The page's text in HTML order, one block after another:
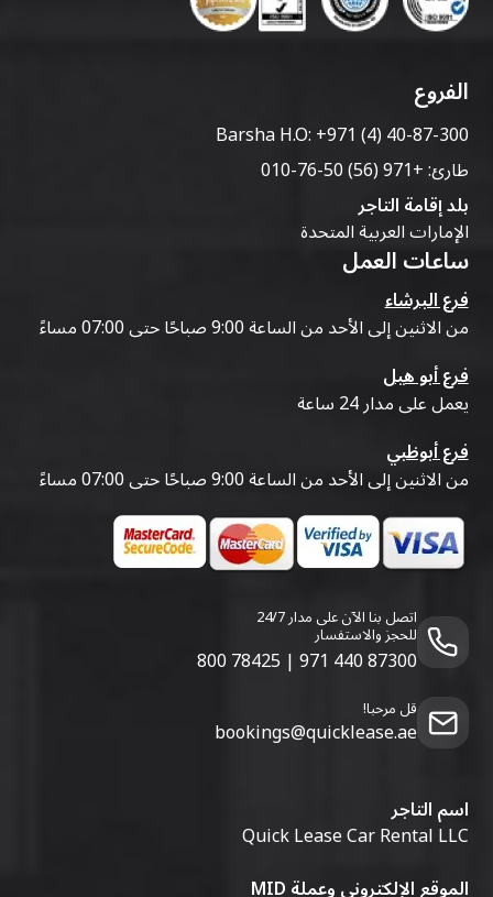
الفروع
Barsha H.O:+971 (4) 40-87-300
طارئ:+971 (56) 50-76-010
بلد إقامة التاجر
الإمارات العربية المتحدة
ساعات العمل
فرع البرشاء
من الاثنين إلى الأحد من الساعة 9:00 صباحًا حتى 07:00 مساءً
فرع أبو هيل
يعمل على مدار 24 ساعة
فرع أبوظبي
من الاثنين إلى الأحد من الساعة 9:00 صباحًا حتى 07:00 مساءً
اتصل بنا الآن على مدار 24/7
للحجز والاستفسار
800 78425 | 971 440 87300
قل مرحبا!
bookings@quicklease.ae
اسم التاجر
Quick Lease Car Rental LLC
الموقع الإلكتروني وعملة MID